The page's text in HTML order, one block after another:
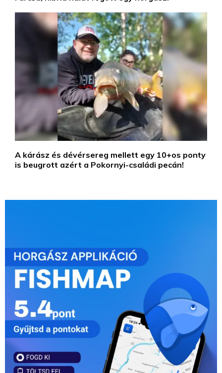
A kárász és dévérsereg mellett egy 10+os ponty
is beugrott azért a Pokornyi-családi pecán!